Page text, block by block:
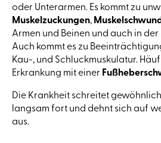
oder Unterarmen. Es kommt zu
Muskelzuckungen, Muskelschwund
Armen und Beinen und auch in
Auch kommt es zu
Kau-, und Schluckmuskulatur.
Erkrankung mit einer
Die Krankheit schreitet
langsam fort und dehnt sich auf
aus.